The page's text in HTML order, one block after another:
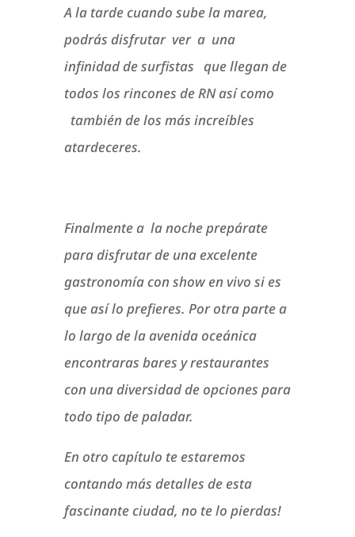
A la tarde cuando sube la marea,
podrás disfrutar ver a una
infinidad de surfistas que llegan de
todos los rincones de RN así como
también de los más increíbles
atardeceres.
Finalmente a la noche prepárate
para disfrutar de una excelente
gastronomía con show en vivo si es
que así lo prefieres. Por otra parte a
lo largo de la avenida oceánica
encontraras bares y restaurantes
con una diversidad de opciones para
todo tipo de paladar.
En otro capítulo te estaremos
contando más detalles de esta
fascinante ciudad, no te lo pierdas!